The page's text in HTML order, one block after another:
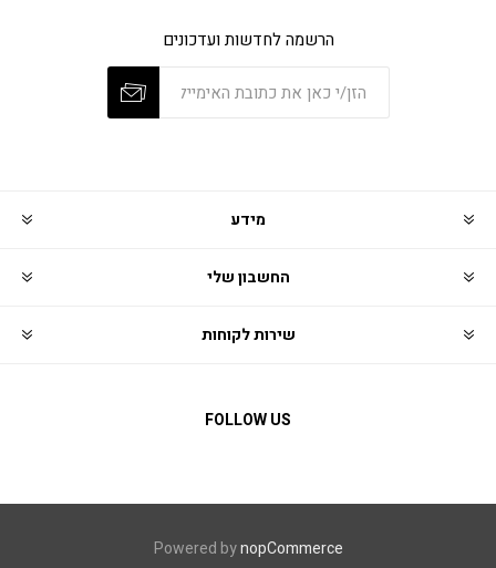
הרשמה לחדשות ועדכונים
מידע
החשבון שלי
שירות לקוחות
FOLLOW US
Powered bynopCommerce